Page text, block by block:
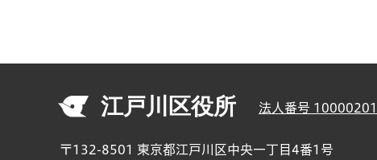
江戸川区役所 法人番号
〒132-8501 東京都江戸川区中央一丁目4番1号